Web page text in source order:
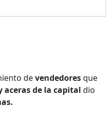
devendedoresque
aceras de la capital dio